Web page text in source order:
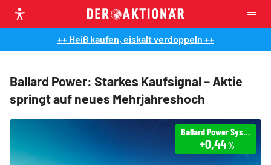
++ Heiß kaufen, eiskalt verdoppeln ++
Ballard Power: Starkes Kaufsignal – Aktie
springt auf neues Mehrjahreshoch
Ballard Power Systems
+0,44 %